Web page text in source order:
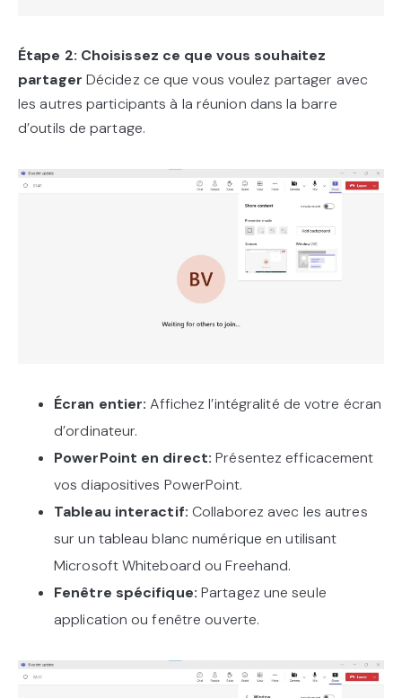
Étape 2: Choisissez ce que vous souhaitez
partager Décidez ce que vous voulez partager avec
les autres participants à la réunion dans la barre
d’outils de partage.
Écran entier:Affichez l’intégralité de votre écran
d’ordinateur.
PowerPoint en direct:Présentez efficacement
vos diapositives PowerPoint.
Tableau interactif: Collaborez avec les autres
sur un tableau blanc numérique en utilisant
Microsoft Whiteboard ou Freehand.
Fenêtre spécifique: Partagez une seule
application ou fenêtre ouverte.